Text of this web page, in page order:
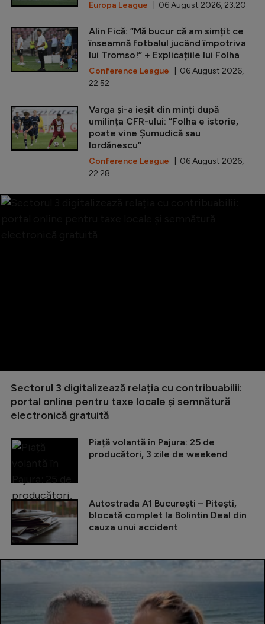
Europa League | 06 August 2026, 23:20
Alin Fică: ”Mă bucur că am simțit ce
înseamnă fotbalul jucând împotriva
lui Tromso!” + Explicațiile lui Folha
Conference League | 06 August 2026,
22:52
Varga și-a ieșit din minți după
umilința CFR-ului: ”Folha e istorie,
poate vine Șumudică sau
Iordănescu”
Conference League | 06 August 2026,
22:28
Sectorul 3 digitalizează relația cu contribuabilii:
portal online pentru taxe locale și semnătură
electronică gratuită
Piață volantă în Pajura: 25 de
producători, 3 zile de weekend
Autostrada A1 București – Pitești,
blocată complet la Bolintin Deal din
cauza unui accident